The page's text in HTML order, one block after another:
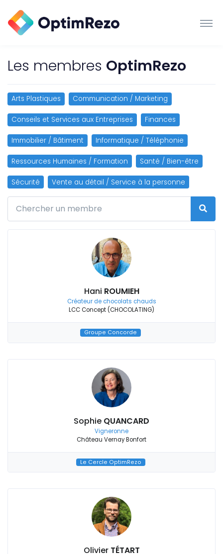
Les membres OptimRezo
Arts Plastiques Communication / Marketing
Conseils et Services aux Entreprises Finances
Immobilier / Bâtiment Informatique / Téléphonie
Ressources Humaines / Formation Santé / Bien-être
Sécurité Vente au détail / Service à la personne
Hani ROUMIEH
Créateur de chocolats chauds
LCC Concept (CHOCOLATING)
Groupe Concorde
Sophie QUANCARD
Vigneronne
Château Vernay Bonfort
Le Cercle OptimRezo
Olivier TÉTART